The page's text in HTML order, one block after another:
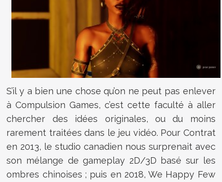
S’il y a bien une chose qu’on ne peut pas enlever
à Compulsion Games, c’est cette faculté à aller
chercher des idées originales, ou du moins
rarement traitées dans le jeu vidéo. Pour Contrat
en 2013, le studio canadien nous surprenait avec
son mélange de gameplay 2D/3D basé sur les
ombres chinoises ; puis en 2018, We Happy Few